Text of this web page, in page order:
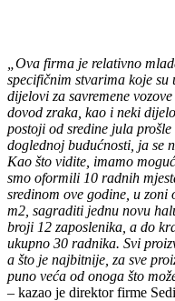
„Ova firma je relativno
specifičnim stvarima koje su
dijelovi za savremene
dovod zraka, kao i neki
postoji od sredine jula
doglednoj budućnosti, ja se
Kao što vidite, imamo
smo oformili 10 radnih
sredinom ove godine, u
m2, sagraditi jednu novu
broji 12 zaposlenika, a do
ukupno 30 radnika. Svi